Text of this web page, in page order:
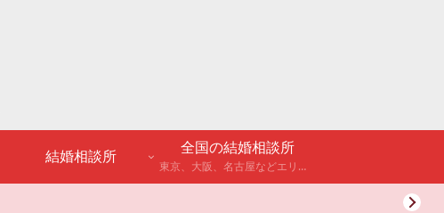
結婚相談所
全国の結婚相談所
東京、大阪、名古屋などエリア別のアンケート調査や結婚相談所・婚活パーティーの体験談などを公開。